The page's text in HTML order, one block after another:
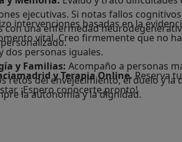
ejecutivas. Si notas fallos
con una enfermedad
y Familias: Acompaño a personas
retos del envejecimiento, el duelo y la
la autonomía y la dignidad.
emocional.
intervenciones basadas en la
vital. Creo firmemente que no
dos personas iguales.
y Terapia Online.Reserva
¡Espero conocerte pronto!